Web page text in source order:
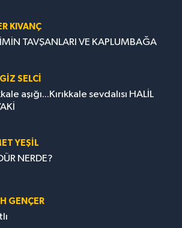
KIVANÇ
TAVŞANLARI VE KAPLUMBAĞA
SELCİ
aşığı...Kırıkkale sevdalısı HALİL
YEŞİL
NERDE?
GENÇER